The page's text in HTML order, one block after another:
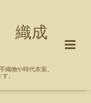
織成
織物や時代衣装、
。